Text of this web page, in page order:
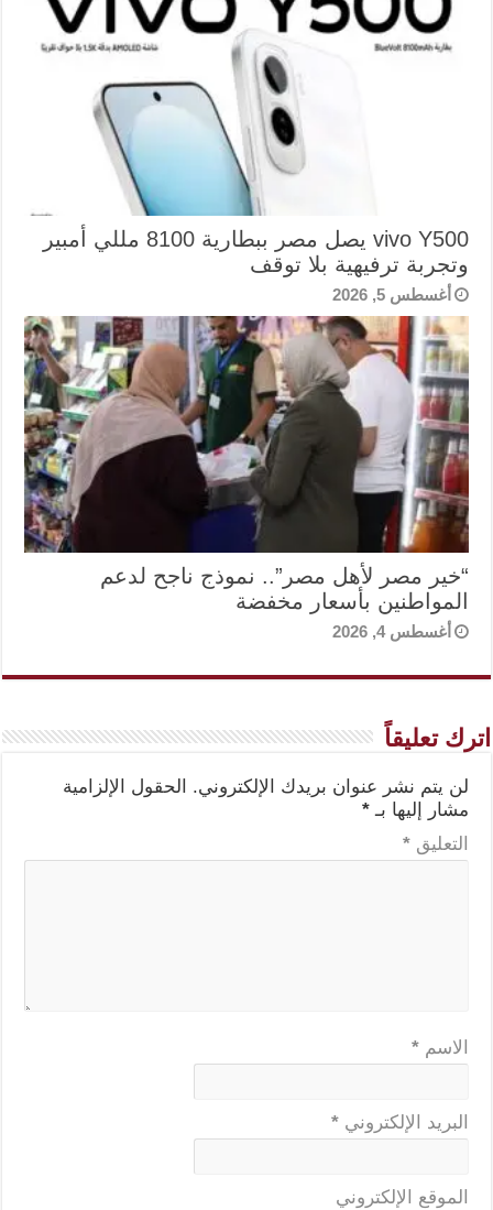
vivo Y500 يصل مصر ببطارية 8100 مللي أمبير
وتجربة ترفيهية بلا توقف
أغسطس 5, 2026
“خير مصر لأهل مصر”.. نموذج ناجح لدعم
المواطنين بأسعار مخفضة
أغسطس 4, 2026
اترك تعليقاً
لن يتم نشر عنوان بريدك الإلكتروني.
الحقول الإلزامية
مشار إليها بـ *
التعليق *
الاسم *
البريد الإلكتروني *
الموقع الإلكتروني